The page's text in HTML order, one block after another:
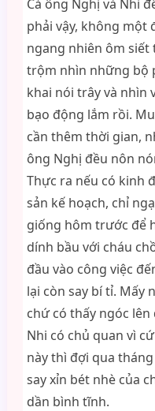
Cả ông Nghị và Nhi
phải vậy, không một
ngang nhiên ôm siết
trộm nhìn những bộ
khai nói trây và nhìn
bạo động lắm rồi.
cần thêm thời gian,
ông Nghị đều nôn
Thực ra nếu có kinh
sản kế hoạch, chỉ
giống hôm trước để
dính bầu với cháu
đầu vào công việc
lại còn say bí tỉ. Mấy
chứ có thấy ngóc lên
Nhi có chủ quan vì
này thì đợi qua
say xỉn bét nhè của
dần bình tĩnh.